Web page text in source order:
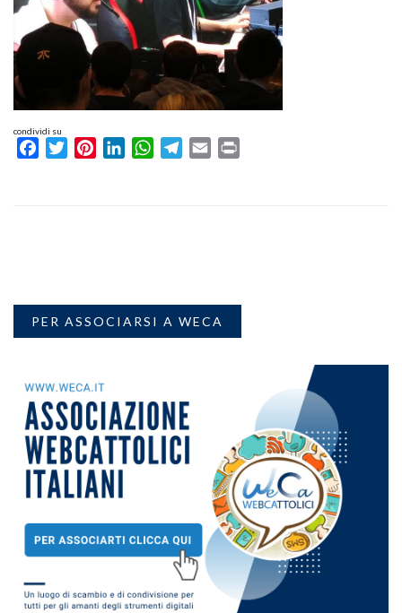
condividi su
FacebookTwitterPinterestLinkedInWhatsAppTelegram
Email
PER ASSOCIARSI A WECA